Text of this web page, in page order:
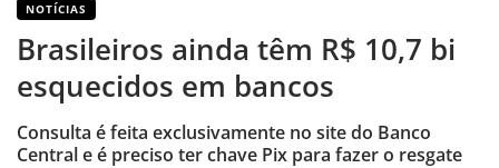
NOTÍCIAS
Brasileiros ainda têm R$ 10,7 bi
esquecidos em bancos
Consulta é feita exclusivamente no site do Banco
Central e é preciso ter chave Pix para fazer o resgate